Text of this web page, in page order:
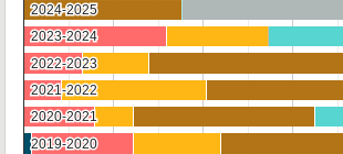
2024-2025
2024-2025
2023-2024
2023-2024
2022-2023
2022-2023
2021-2022
2021-2022
2020-2021
2020-2021
2019-2020
2019-2020